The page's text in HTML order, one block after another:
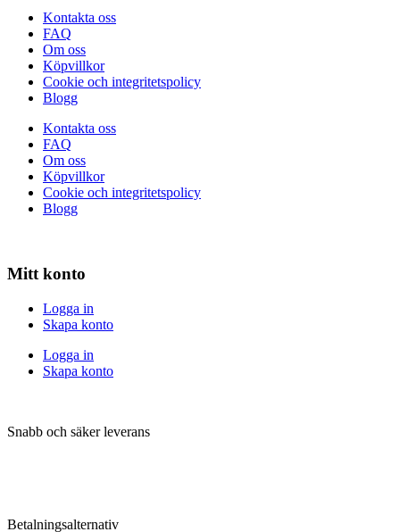
Kontakta oss
FAQ
Om oss
Köpvillkor
Cookie och integritetspolicy
Blogg
Kontakta oss
FAQ
Om oss
Köpvillkor
Cookie och integritetspolicy
Blogg
Mitt konto
Logga in
Skapa konto
Logga in
Skapa konto
Snabb och säker leverans
Betalningsalternativ